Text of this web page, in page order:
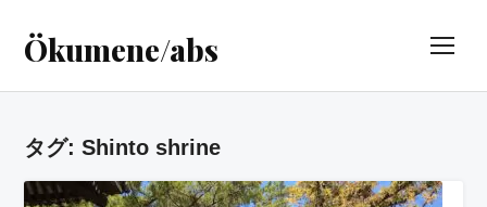
Ökumene/abs
タグ:Shinto shrine